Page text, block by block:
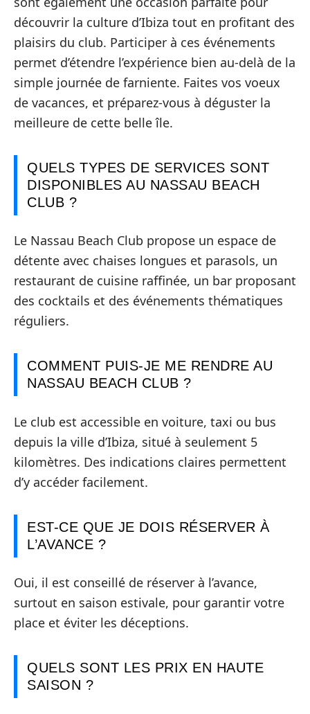
découvrir la culture d’Ibiza tout en profitant des
plaisirs du club. Participer à ces événements
permet d’étendre l’expérience bien au-delà de la
simple journée de farniente. Faites vos voeux
de vacances, et préparez-vous à déguster la
meilleure de cette belle île.
QUELS TYPES DE SERVICES SONT
DISPONIBLES AU NASSAU BEACH
CLUB ?
Le Nassau Beach Club propose un espace de
détente avec chaises longues et parasols, un
restaurant de cuisine raffinée, un bar proposant
des cocktails et des événements thématiques
réguliers.
COMMENT PUIS-JE ME RENDRE AU
NASSAU BEACH CLUB ?
Le club est accessible en voiture, taxi ou bus
depuis la ville d’Ibiza, situé à seulement 5
kilomètres. Des indications claires permettent
d’y accéder facilement.
EST-CE QUE JE DOIS RÉSERVER À
L’AVANCE ?
Oui, il est conseillé de réserver à l’avance,
surtout en saison estivale, pour garantir votre
place et éviter les déceptions.
QUELS SONT LES PRIX EN HAUTE
SAISON ?